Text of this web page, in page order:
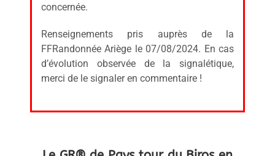
concernée.
Renseignements pris auprès de la
FFRandonnée Ariège le 07/08/2024. En cas
d’évolution observée de la signalétique,
merci de le signaler en commentaire !